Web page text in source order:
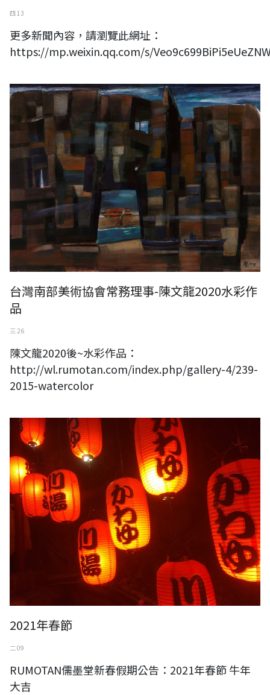
四 13
更多新聞內容，請瀏覽此網址：
https://mp.weixin.qq.com/s/
台灣南部美術協會常務理事-陳文龍2020水彩作品
台灣南部美術協會常務理事-陳文龍2020水彩作
品
三 26
陳文龍2020後~水彩作品：
http://wl.rumotan.com/index.php/gallery-4/239-
2015-watercolor
2021年春節 牛年大吉
2021年春節
二 09
RUMOTAN儒墨堂新春假期公告：2021年春節 牛年
大吉